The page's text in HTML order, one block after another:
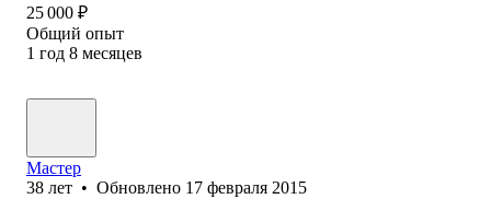
25 000 ₽
Общий опыт
1 год 8 месяцев
Мастер
38 лет • Обновлено 17 февраля 2015